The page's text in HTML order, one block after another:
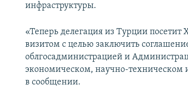
инфраструктуры.
«Теперь делегация из Турции
визитом с целью заключить
облгосадминистрацией и
экономическом, научно-техническом
в сообщении.